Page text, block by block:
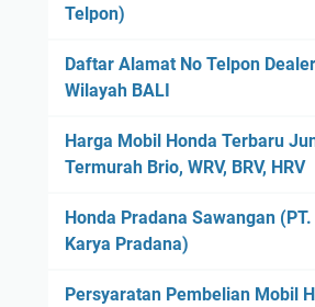
Telpon)
Daftar Alamat No Telpon
Wilayah BALI
Harga Mobil Honda Terbaru
Termurah Brio, WRV, BRV, HRV
Honda Pradana Sawangan
Karya Pradana)
Persyaratan Pembelian Mobil